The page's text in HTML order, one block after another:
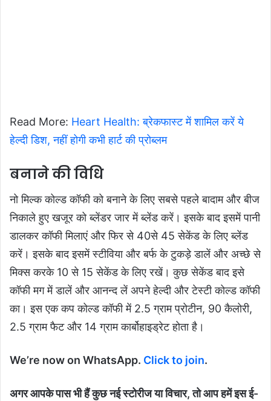
Read More: Heart Health: ब्रेकफास्ट में शामिल करें ये
हेल्दी डिश, नहीं होगी कभी हार्ट की प्रोब्लम
बनाने की विधि
नो मिल्क कोल्ड कॉफी को बनाने के लिए सबसे पहले बादाम और बीज
निकाले हुए खजूर को ब्लेंडर जार में ब्लेंड करें। इसके बाद इसमें पानी
डालकर कॉफी मिलाएं और फिर से 40से 45 सेकेंड के लिए ब्लेंड
करें। इसके बाद इसमें स्टीविया और बर्फ के टुकड़े डालें और अच्छे से
मिक्स करके 10 से 15 सेकेंड के लिए रखें। कुछ सेकेंड बाद इसे
कॉफी मग में डालें और आनन्द लें अपने हेल्दी और टेस्टी कोल्ड कॉफी
का। इस एक कप कोल्ड कॉफी में 2.5 ग्राम प्रोटीन, 90 कैलोरी,
2.5 ग्राम फैट और 14 ग्राम कार्बोहाइड्रेट होता है।
We’re now on WhatsApp. Click to join.
अगर आपके पास भी हैं कुछ नई स्टोरीज या विचार, तो आप हमें इस ई-